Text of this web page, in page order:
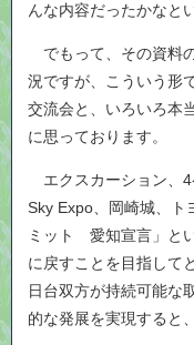
んな内容だったかなと
でもって、その資料
況ですが、こういう形
交流会と、いろいろ本
に思っております。
エクスカーション、4
Sky Expo、岡崎城、ト
ミット 愛知宣言」と
に戻すことを目指して
日台双方が持続可能な
的な発展を実現すると